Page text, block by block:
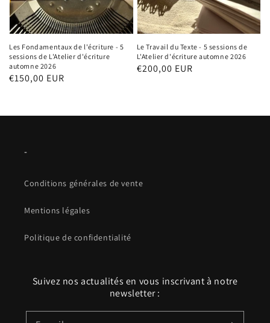
Les Fondamentaux de l'écriture - 5
sessions de L'Atelier d'écriture
automne 2026
Prix
€150,00 EUR
Le Travail du Texte - 5 sessions de
L'Atelier d'écriture automne 2026
Prix
€200,00 EUR
-
Conditions générales de vente
Mentions légales
Politique de confidentialité
Suivez nos actualités en vous inscrivant à notre
newsletter :